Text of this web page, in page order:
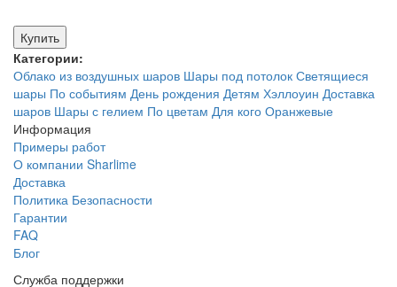
Купить
Категории:
Облако из воздушных шаров Шары под потолок Светящиеся
шары По событиям День рождения Детям Хэллоуин Доставка
шаров Шары с гелием По цветам Для кого Оранжевые
Информация
Примеры работ
О компании Sharlime
Доставка
Политика Безопасности
Гарантии
FAQ
Блог
Служба поддержки